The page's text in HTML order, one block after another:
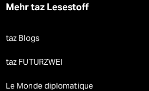
Mehr taz Lesestoff
taz Blogs
taz FUTURZWEI
Le Monde diplomatique